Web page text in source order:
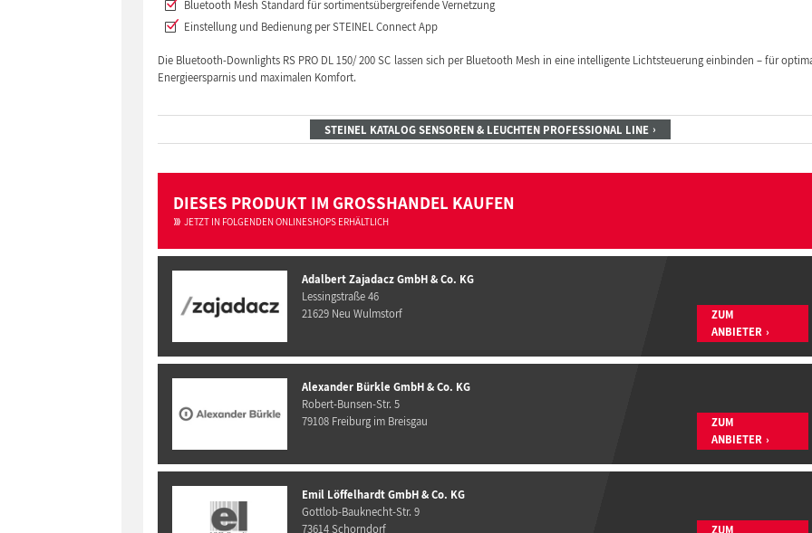
Bluetooth Mesh Standard für sortimentsübergreifende Vernetzung
Einstellung und Bedienung per STEINEL Connect App
Die Bluetooth-Downlights RS PRO DL 150/ 200 SC lassen sich per Bluetooth Mesh in eine intelligente Lichtsteuerung einbinden – für
Energieersparnis und maximalen Komfort.
STEINEL KATALOG SENSOREN & LEUCHTEN PROFESSIONAL LINE
DIESES PRODUKT IM GROSSHANDEL KAUFEN
JETZT IN FOLGENDEN ONLINESHOPS ERHÄLTLICH
Adalbert Zajadacz GmbH & Co. KG
Lessingstraße 46
21629 Neu Wulmstorf
ZUM
ANBIETER
Alexander Bürkle GmbH & Co. KG
Robert-Bunsen-Str. 5
79108 Freiburg im Breisgau
ZUM
ANBIETER
Emil Löffelhardt GmbH & Co. KG
Gottlob-Bauknecht-Str. 9
73614 Schorndorf